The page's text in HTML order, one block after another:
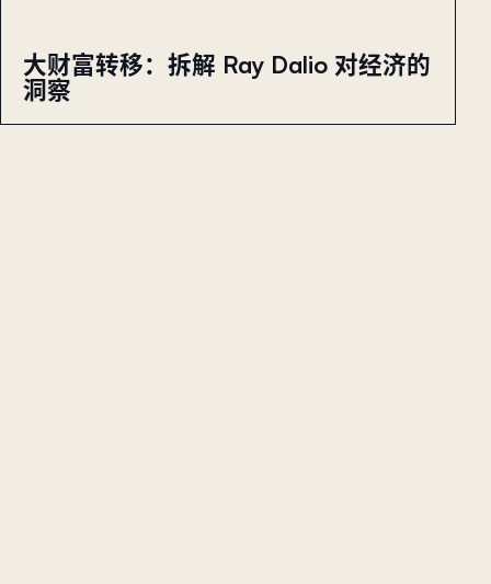
大财富转移：拆解 Ray Dalio 对经济的
洞察